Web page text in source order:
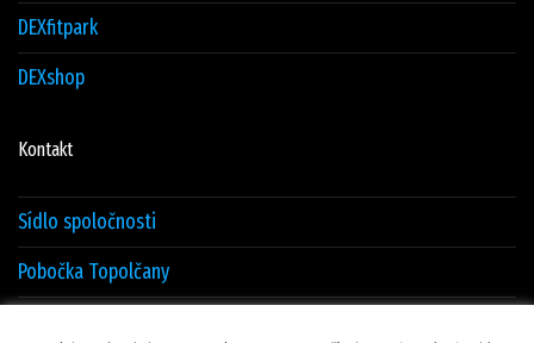
DEXfitpark
DEXshop
Kontakt
Sídlo spoločnosti
Pobočka Topolčany